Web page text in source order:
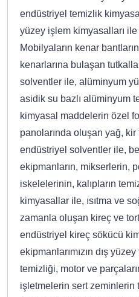
endüstriyel temizlik
yüzey işlem kimyasalları ile
Mobilyaların kenar
kenarlarına bulaşan
solventler ile, alüminyum
asidik su bazlı alüminyum
kimyasal maddelerin özel
panolarında oluşan yağ,
endüstriyel solventler ile,
ekipmanların, mikserlerin,
iskelelerinin, kalıpların
kimyasallar ile, ısıtma ve
zamanla oluşan kireç ve
endüstriyel kireç sökücü
ekipmanlarımızın dış
temizliği, motor ve
işletmelerin sert zeminlerin